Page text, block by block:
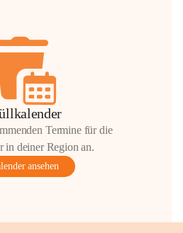
Termine für die
in deiner Region an.
ansehen